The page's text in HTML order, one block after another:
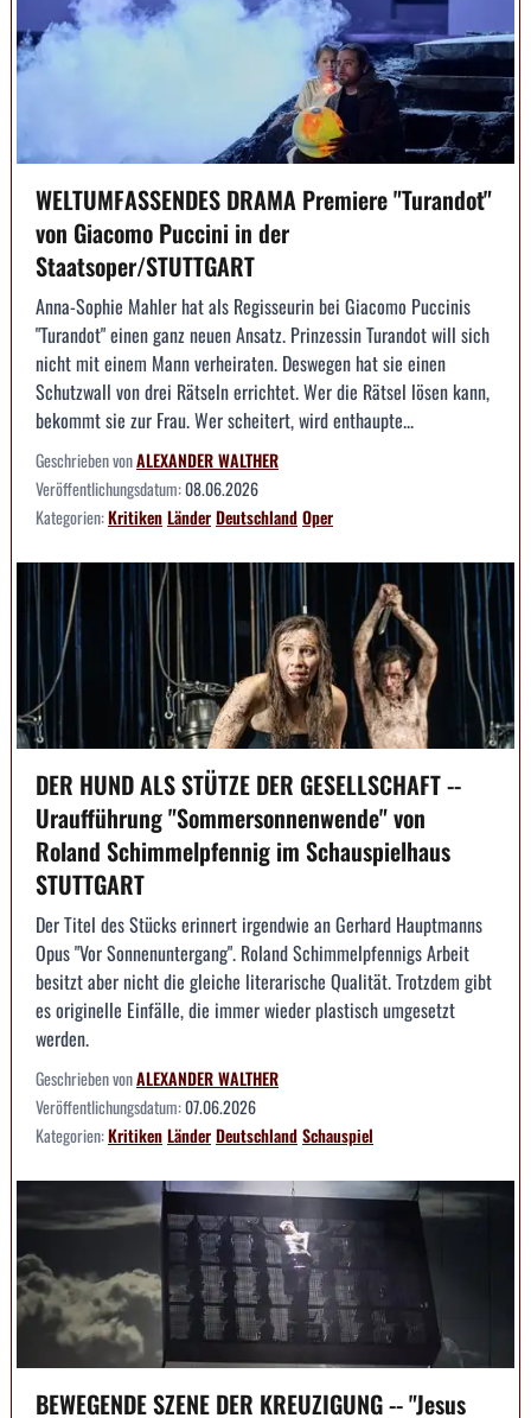
WELTUMFASSENDES DRAMA Premiere "Turandot"
von Giacomo Puccini in der
Staatsoper/STUTTGART
Anna-Sophie Mahler hat als Regisseurin bei Giacomo Puccinis
"Turandot" einen ganz neuen Ansatz. Prinzessin Turandot will sich
nicht mit einem Mann verheiraten. Deswegen hat sie einen
Schutzwall von drei Rätseln errichtet. Wer die Rätsel lösen kann,
bekommt sie zur Frau. Wer scheitert, wird enthaupte...
Geschrieben vonALEXANDER WALTHER
Veröffentlichungsdatum:08.06.2026
Kategorien:KritikenLänderDeutschlandOper
DER HUND ALS STÜTZE DER GESELLSCHAFT --
Uraufführung "Sommersonnenwende" von
Roland Schimmelpfennig im Schauspielhaus
STUTTGART
Der Titel des Stücks erinnert irgendwie an Gerhard Hauptmanns
Opus "Vor Sonnenuntergang". Roland Schimmelpfennigs Arbeit
besitzt aber nicht die gleiche literarische Qualität. Trotzdem gibt
es originelle Einfälle, die immer wieder plastisch umgesetzt
werden.
Geschrieben vonALEXANDER WALTHER
Veröffentlichungsdatum:07.06.2026
Kategorien:KritikenLänderDeutschlandSchauspiel
BEWEGENDE SZENE DER KREUZIGUNG -- "Jesus